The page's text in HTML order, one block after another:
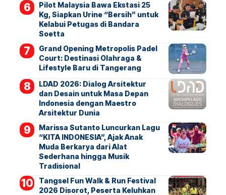
Pilot Malaysia Bawa Ekstasi 25
Kg, Siapkan Urine “Bersih” untuk
Kelabui Petugas di Bandara
Soetta
Grand Opening Metropolis Padel
Court: Destinasi Olahraga &
Lifestyle Baru di Tangerang
LDAD 2026: Dialog Arsitektur
dan Desain untuk Masa Depan
Indonesia dengan Maestro
Arsitektur Dunia
Marissa Sutanto Luncurkan Lagu
“KITA INDONESIA”, Ajak Anak
Muda Berkarya dari Alat
Sederhana hingga Musik
Tradisional
Tangsel Fun Walk & Run Festival
2026 Disorot, Peserta Keluhkan